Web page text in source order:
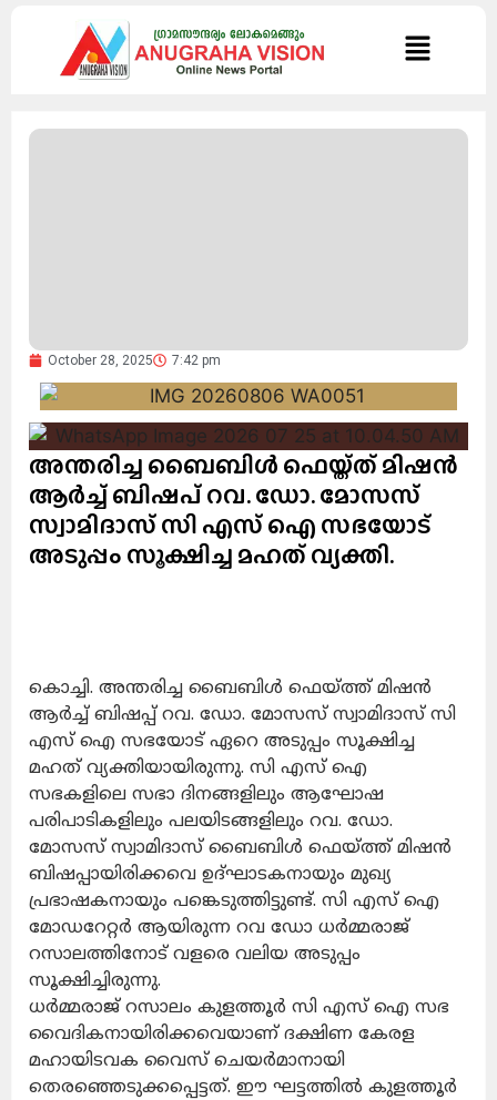
October 28, 2025 7:42 pm
അന്തരിച്ച ബൈബിൾ ഫെയ്ത്ത് മിഷൻ
ആർച്ച് ബിഷപ് റവ. ഡോ. മോസസ്
സ്വാമിദാസ് സി എസ് ഐ സഭയോട്
അടുപ്പം സൂക്ഷിച്ച മഹത് വ്യക്തി.
കൊച്ചി. അന്തരിച്ച ബൈബിൾ ഫെയ്ത്ത് മിഷൻ
ആർച്ച് ബിഷപ്പ് റവ. ഡോ. മോസസ് സ്വാമിദാസ് സി
എസ് ഐ സഭയോട് ഏറെ അടുപ്പം സൂക്ഷിച്ച
മഹത് വ്യക്തിയായിരുന്നു. സി എസ് ഐ
സഭകളിലെ സഭാ ദിനങ്ങളിലും ആഘോഷ
പരിപാടികളിലും പലയിടങ്ങളിലും റവ. ഡോ.
മോസസ് സ്വാമിദാസ് ബൈബിൾ ഫെയ്ത്ത് മിഷൻ
ബിഷപ്പായിരിക്കവെ ഉദ്ഘാടകനായും മുഖ്യ
പ്രഭാഷകനായും പങ്കെടുത്തിട്ടുണ്ട്. സി എസ് ഐ
മോഡറേറ്റർ ആയിരുന്ന റവ ഡോ ധർമ്മരാജ്
റസാലത്തിനോട് വളരെ വലിയ അടുപ്പം
സൂക്ഷിച്ചിരുന്നു.
ധർമ്മരാജ് റസാലം കുളത്തൂർ സി എസ് ഐ സഭ
വൈദികനായിരിക്കവെയാണ് ദക്ഷിണ കേരള
മഹായിടവക വൈസ് ചെയർമാനായി
തെരഞ്ഞെടുക്കപ്പെട്ടത്. ഈ ഘട്ടത്തിൽ കുളത്തൂർ